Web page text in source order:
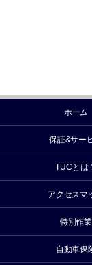
ホーム
保証&サー
TUCとは
アクセスマ
特別作業
自動車保